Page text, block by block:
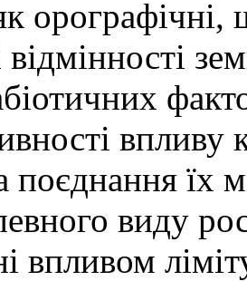
відмінності
поєднання їх
виду
впливом